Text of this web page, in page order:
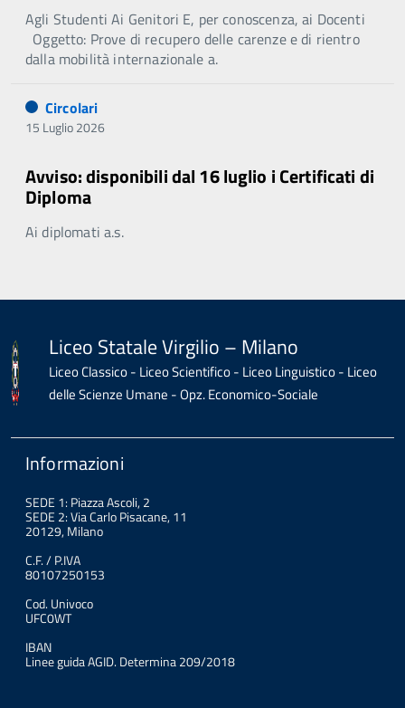
Agli Studenti Ai Genitori E, per conoscenza, ai Docenti
Oggetto: Prove di recupero delle carenze e di rientro
dalla mobilità internazionale a.
Circolari
15 Luglio 2026
Avviso: disponibili dal 16 luglio i Certificati di
Diploma
Ai diplomati a.s.
Liceo Statale Virgilio – Milano
Liceo Classico - Liceo Scientifico - Liceo Linguistico - Liceo
delle Scienze Umane - Opz. Economico-Sociale
Informazioni
SEDE 1: Piazza Ascoli, 2
SEDE 2: Via Carlo Pisacane, 11
20129, Milano
C.F. / P.IVA
80107250153
Cod. Univoco
UFC0WT
IBAN
Linee guida AGID. Determina 209/2018